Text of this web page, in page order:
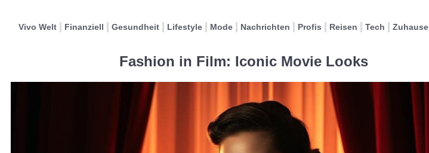
Vivo Welt Finanziell Gesundheit Lifestyle Mode Nachrichten Profis Reisen Tech Zuhause
Fashion in Film: Iconic Movie Looks